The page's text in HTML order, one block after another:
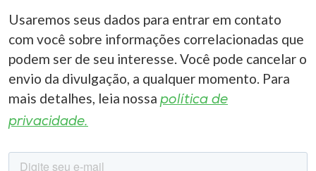
Usaremos seus dados para entrar em contato
com você sobre informações correlacionadas que
podem ser de seu interesse. Você pode cancelar o
envio da divulgação, a qualquer momento. Para
mais detalhes, leia nossa política de
privacidade.